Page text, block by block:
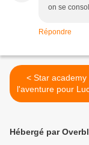
on se
Répondre
< Star academy : fin de
l'aventure pour
4 garçons et
Hébergé par